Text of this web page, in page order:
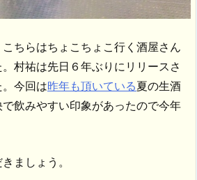
ちらはちょこちょこ行く酒屋さん
村祐は先日６年ぶりにリリースさ
今回は昨年も頂いている夏の生酒
飲みやすい印象があったので今年
ましょう。